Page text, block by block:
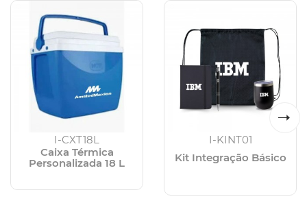
I-CXT18L
Caixa Térmica
Personalizada 18 L
I-KINT01
Kit Integração Básico